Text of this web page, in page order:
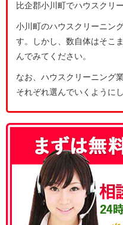
比企郡小川町でハウスクリ
小川町のハウスクリーニン
す。しかし、数自体はそこ
んでみてください。
なお、ハウスクリーニング
それぞれ選んでいくように